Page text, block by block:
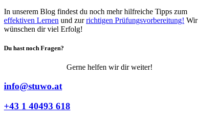
In unserem Blog findest du noch mehr hilfreiche Tipps zum
effektiven Lernen und zurrichtigen Prüfungsvorbereitung! Wir
wünschen dir viel Erfolg!
Du hast noch Fragen?
Gerne helfen wir dir weiter!
info@stuwo.at
+43 1 40493 618